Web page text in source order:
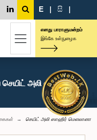
E | සි |
எனது பாராளுமன்றம்
இங்கே உள்நுழைக
அலி ஸாஹிர்
செயிட் அலி ஸாஹிர் மௌலானா